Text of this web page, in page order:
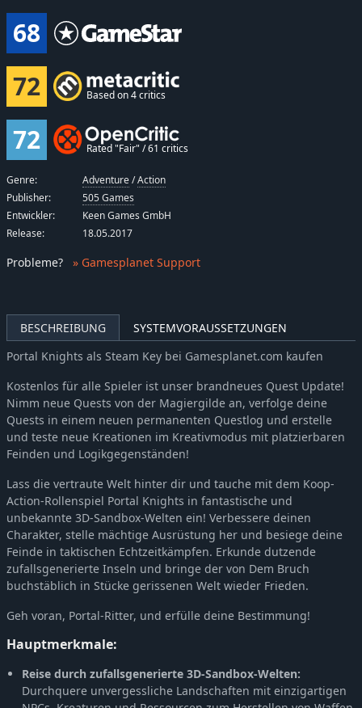
BESCHREIBUNG
SYSTEMVORAUSSETZUNGEN
Portal Knights als Steam Key bei Gamesplanet.com kaufen
Kostenlos für alle Spieler ist unser brandneues Quest Update!
Nimm neue Quests von der Magiergilde an, verfolge deine
Quests in einem neuen permanenten Questlog und erstelle
und teste neue Kreationen im Kreativmodus mit platzierbaren
Feinden und Logikgegenständen!
Lass die vertraute Welt hinter dir und tauche mit dem Koop-
Action-Rollenspiel Portal Knights in fantastische und
unbekannte 3D-Sandbox-Welten ein! Verbessere deinen
Charakter, stelle mächtige Ausrüstung her und besiege deine
Feinde in taktischen Echtzeitkämpfen. Erkunde dutzende
zufallsgenerierte Inseln und bringe der von Dem Bruch
buchstäblich in Stücke gerissenen Welt wieder Frieden.
Geh voran, Portal-Ritter, und erfülle deine Bestimmung!
Hauptmerkmale:
Reise durch zufallsgenerierte 3D-Sandbox-Welten:
Durchquere unvergessliche Landschaften mit einzigartigen
68
72
Based on 4 critics
72 Rated "Fair" / 61 critics
Genre: Adventure/Action
Publisher:
505 Games
Entwickler:
Keen Games GmbH
Release:
18.05.2017
Probleme? » Gamesplanet Support